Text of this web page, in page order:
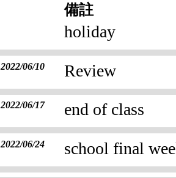
備註
holiday
2022/06/10 Review
2022/06/17 end of class
2022/06/24 school final